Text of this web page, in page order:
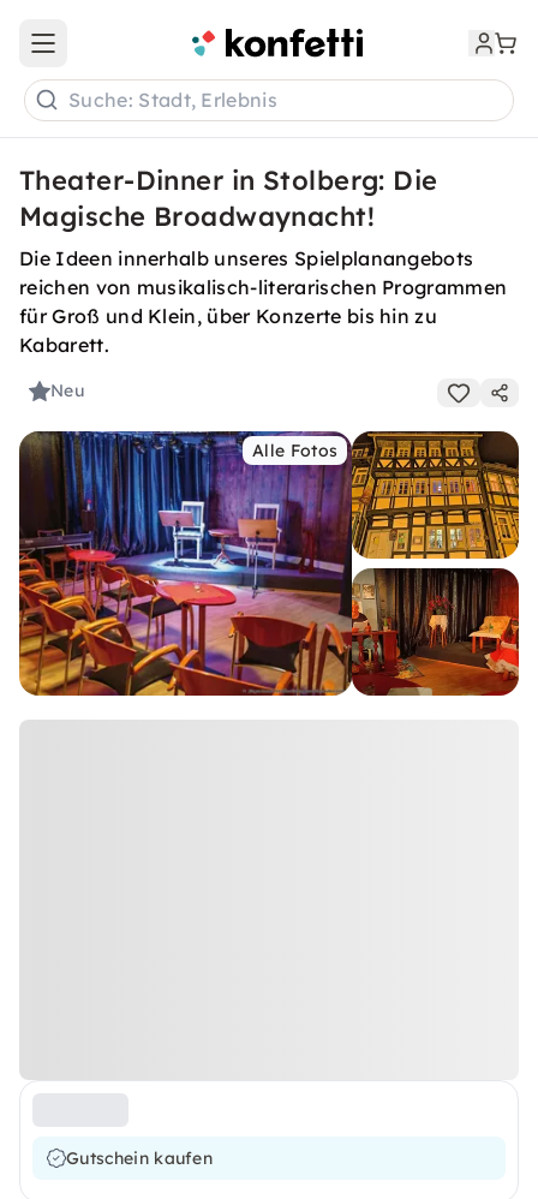
Open main menu
Suche: Stadt, Erlebnis
Theater-Dinner in Stolberg: Die
Magische Broadwaynacht!
Die Ideen innerhalb unseres Spielplanangebots
reichen von musikalisch-literarischen Programmen
für Groß und Klein, über Konzerte bis hin zu
Kabarett.
Neu
Alle Fotos
Gutschein kaufen